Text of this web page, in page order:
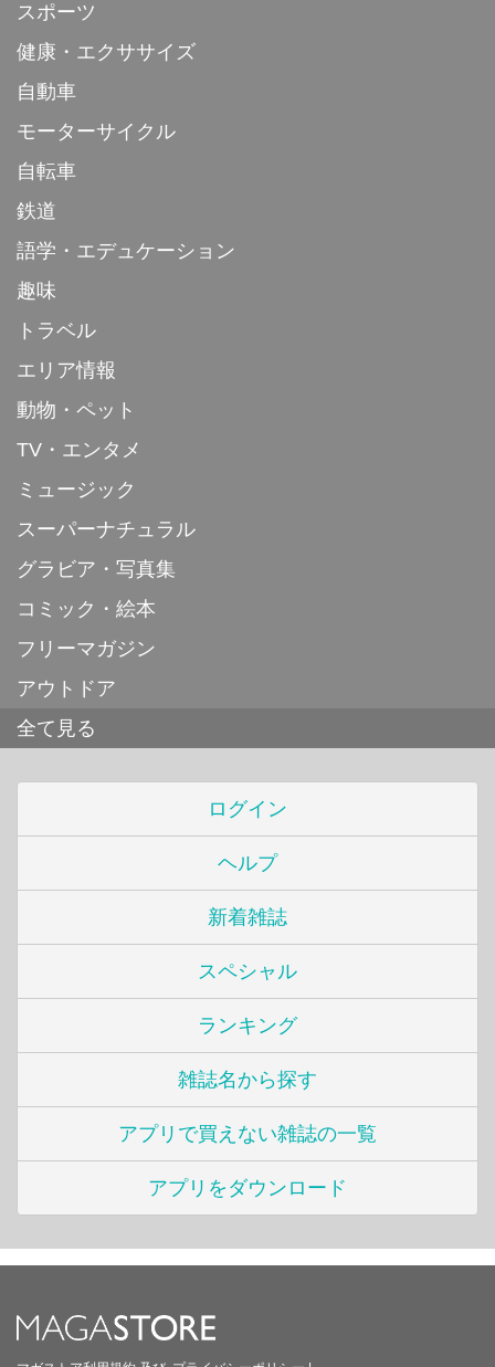
スポーツ
健康・エクササイズ
自動車
モーターサイクル
自転車
鉄道
語学・エデュケーション
趣味
トラベル
エリア情報
動物・ペット
TV・エンタメ
ミュージック
スーパーナチュラル
グラビア・写真集
コミック・絵本
フリーマガジン
アウトドア
全て見る
ログイン
ヘルプ
新着雑誌
スペシャル
ランキング
雑誌名から探す
アプリで買えない雑誌の一覧
アプリをダウンロード